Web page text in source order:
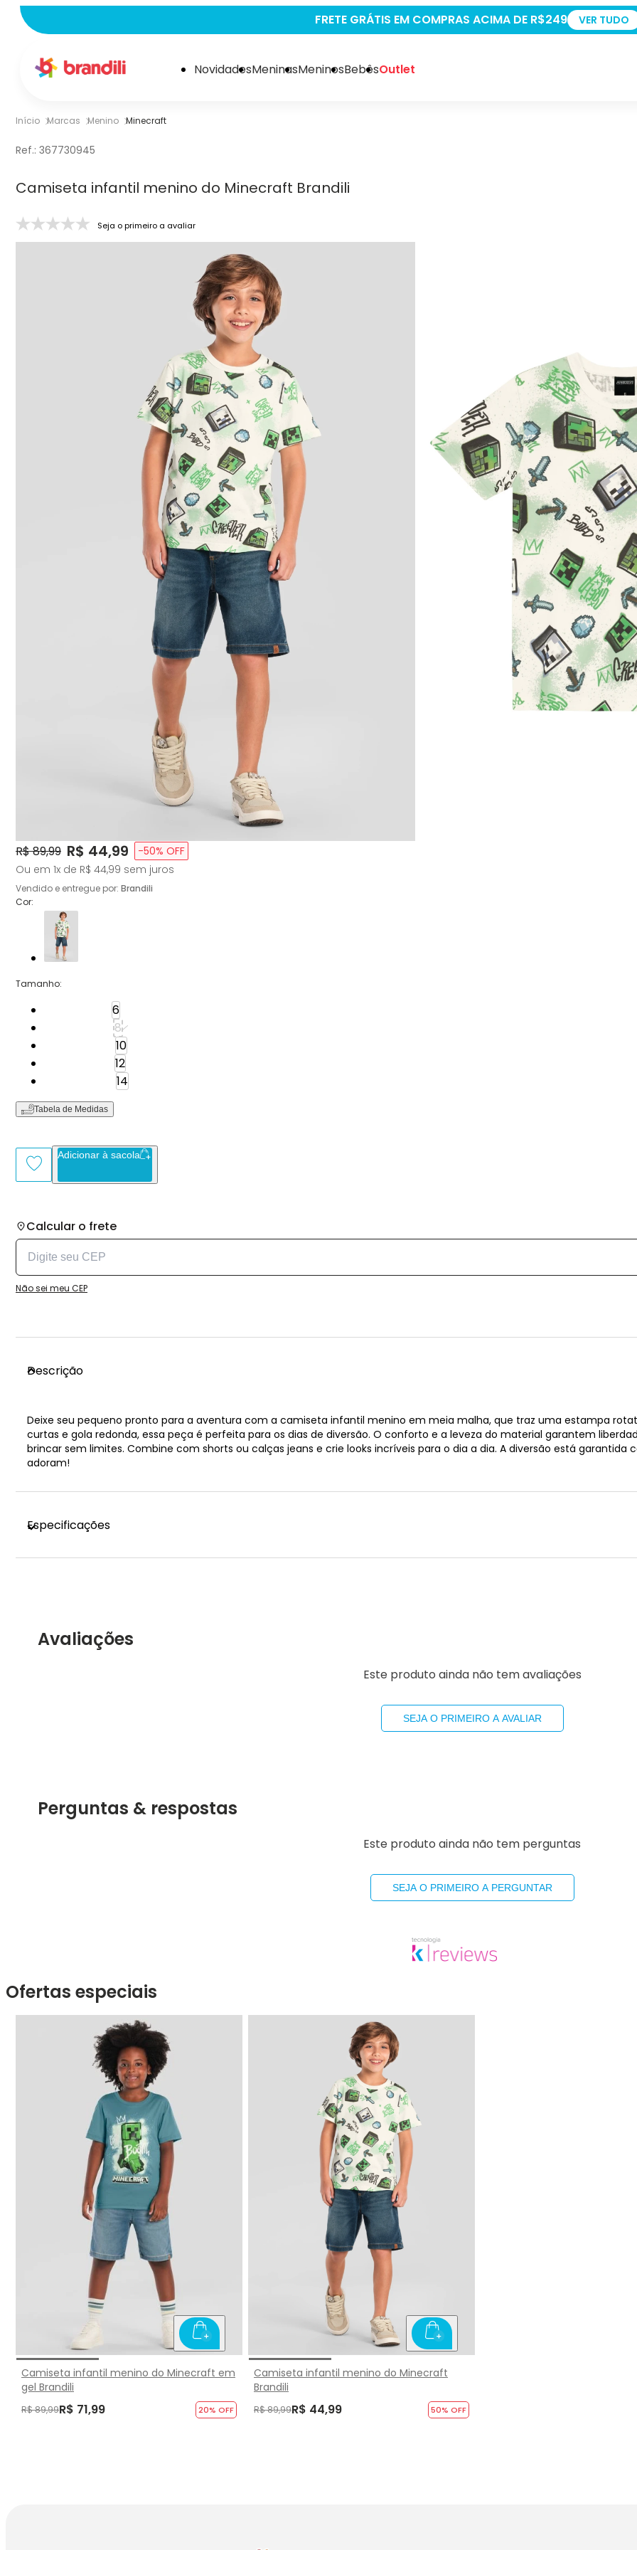
FRETE GRÁTIS EM COMPRAS ACIMA DE R$249 VER TUDO
NovidadesMeninasMeninosBebêsOutlet
Início Marcas Menino Minecraft
Ref.: 367730945
Camiseta infantil menino do Minecraft Brandili
Seja o primeiro a avaliar
Original Price:
R$ 89,99 Price:
R$ 44,99 -50% OFF
Ou em 1x de R$ 44,99 sem juros
Vendido e entregue por: Brandili
Cor:
Tamanho:
6
8
10
12
14
Tabela de Medidas
Adicionar à sacola
Calcular o frete
Não sei meu CEP
Descrição
Deixe seu pequeno pronto para a aventura com a camiseta infantil menino em meia malha, que traz uma estampa
curtas e gola redonda, essa peça é perfeita para os dias de diversão. O conforto e a leveza do material garantem
brincar sem limites. Combine com shorts ou calças jeans e crie looks incríveis para o dia a dia. A diversão está garantida
adoram!
Especificações
Avaliações
Este produto ainda não tem avaliações
SEJA O PRIMEIRO A AVALIAR
Perguntas & respostas
Este produto ainda não tem perguntas
SEJA O PRIMEIRO A PERGUNTAR
Ofertas especiais
Camiseta infantil menino do Minecraft em
gel Brandili
R$ 89,99R$ 71,99 20% OFF
Camiseta infantil menino do Minecraft
Brandili
R$ 89,99R$ 44,99 50% OFF